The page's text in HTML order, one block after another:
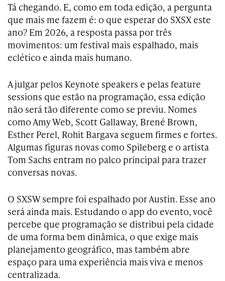
Tá chegando. E, como em toda edição, a pergunta
que mais me fazem é: o que esperar do SXSX este
ano? Em 2026, a resposta passa por três
movimentos: um festival mais espalhado, mais
eclético e ainda mais humano.
A julgar pelos Keynote speakers e pelas feature
sessions que estão na programação, essa edição
não será tão diferente como se previu. Nomes
como Amy Web, Scott Gallaway, Brené Brown,
Esther Perel, Rohit Bargava seguem firmes e fortes.
Algumas figuras novas como Spileberg e o artista
Tom Sachs entram no palco principal para trazer
conversas novas.
O SXSW sempre foi espalhado por Austin. Esse ano
será ainda mais. Estudando o app do evento, você
percebe que programação se distribui pela cidade
de uma forma bem dinâmica, o que exige mais
planejamento geográfico, mas também abre
espaço para uma experiência mais viva e menos
centralizada.